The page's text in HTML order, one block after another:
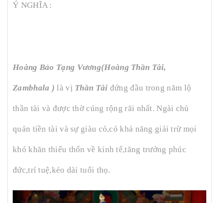
Ý NGHĨA :
Hoàng Bảo Tạng Vương(Hoàng Thần Tài,
Zambhala ) là vị Thần Tài đứng đầu trong năm lộ
thần tài và được thờ cúng rộng rãi nhất. Ngài chủ
quản tiền tài và sự giàu có,có khả năng giải trừ mọi
khó khăn thiếu thốn về kinh tế,tăng trưởng phúc
đức,trí tuệ,kéo dài tuổi thọ.